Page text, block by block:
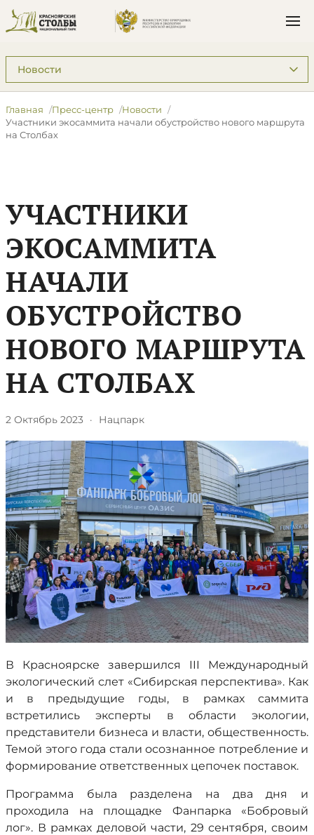
Подразделы: Пресс-центр
Главная Пресс-центр
Новости
​Участники экосаммита начали обустройство нового маршрута
на Столбах
​УЧАСТНИКИ
ЭКОСАММИТА
НАЧАЛИ
ОБУСТРОЙСТВО
НОВОГО МАРШРУТА
НА СТОЛБАХ
2 Октябрь 2023 · Нацпарк
В Красноярске завершился III Международный
экологический слет «Сибирская перспектива». Как
и в предыдущие годы, в рамках саммита
встретились эксперты в области экологии,
представители бизнеса и власти, общественность.
Темой этого года стали осознанное потребление и
формирование ответственных цепочек поставок.
Программа была разделена на два дня и
проходила на площадке Фанпарка «Бобровый
лог». В рамках деловой части, 29 сентября, своим